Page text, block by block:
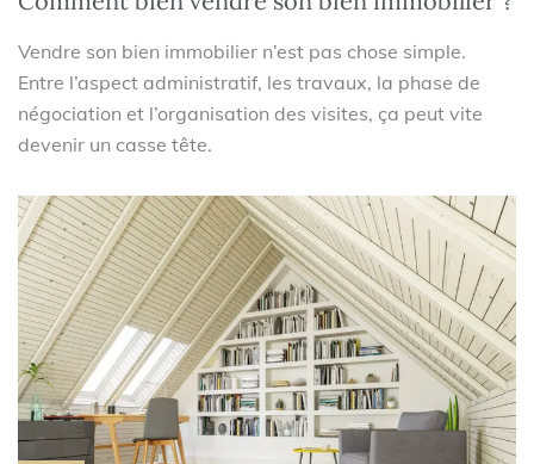
Vendre son bien immobilier n’est pas chose simple.
Entre l’aspect administratif, les travaux, la phase de
négociation et l’organisation des visites, ça peut vite
devenir un casse tête.